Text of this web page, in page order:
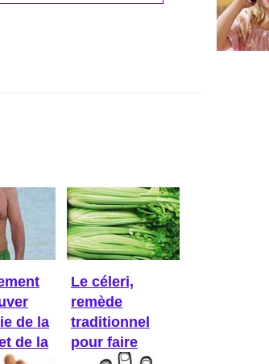
de la
de la
Le céleri,
remède
traditionnel
pour faire